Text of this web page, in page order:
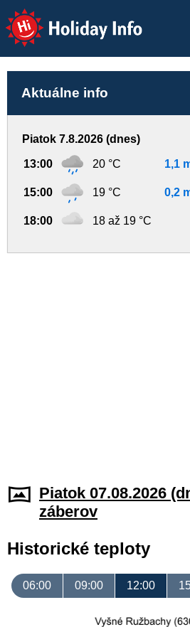
Holiday Info
Aktuálne info
Piatok 7.8.2026 (dnes)
13:00 20 °C 1,1
15:00 19 °C 0,2
18:00 18 až 19 °C
Piatok 07.08.2026
záberov
Historické teploty
06:00 09:00 12:00